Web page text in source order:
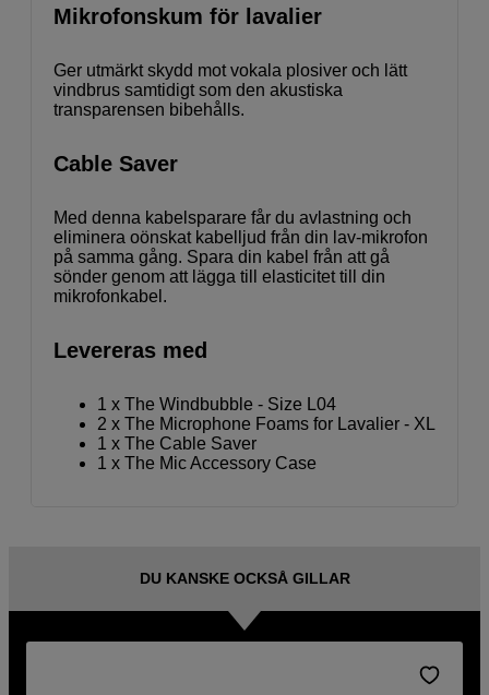
Mikrofonskum för lavalier
Ger utmärkt skydd mot vokala plosiver och lätt
vindbrus samtidigt som den akustiska
transparensen bibehålls.
Cable Saver
Med denna kabelsparare får du avlastning och
eliminera oönskat kabelljud från din lav-mikrofon
på samma gång. Spara din kabel från att gå
sönder genom att lägga till elasticitet till din
mikrofonkabel.
Levereras med
1 x The Windbubble - Size L04
2 x The Microphone Foams for Lavalier - XL
1 x The Cable Saver
1 x The Mic Accessory Case
DU KANSKE OCKSÅ GILLAR